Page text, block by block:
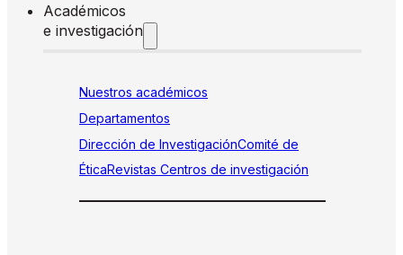
Académicos
e investigación
Nuestros académicos
Departamentos
Dirección de InvestigaciónComité de
ÉticaRevistas Centros de investigación